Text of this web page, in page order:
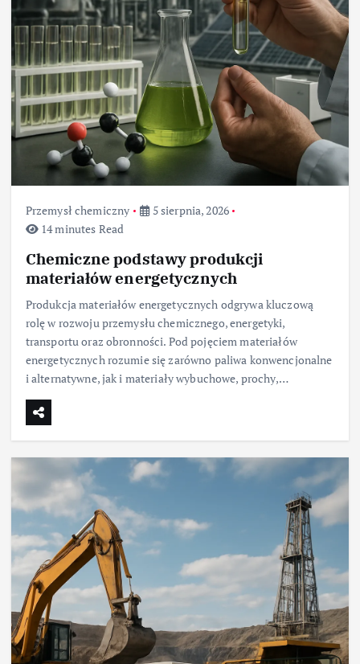
Przemysł chemiczny
5 sierpnia, 2026
14 minutes Read
Chemiczne podstawy produkcji
materiałów energetycznych
Produkcja materiałów energetycznych odgrywa kluczową
rolę w rozwoju przemysłu chemicznego, energetyki,
transportu oraz obronności. Pod pojęciem materiałów
energetycznych rozumie się zarówno paliwa konwencjonalne
i alternatywne, jak i materiały wybuchowe, prochy,…